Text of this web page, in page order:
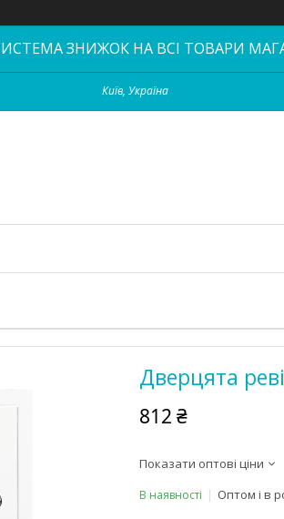
ЗНИЖОК НА ВСІ ТОВАРИ
Київ, Україна
Дверцята
812 ₴
Показати оптові ціни
В наявності Оптом і в